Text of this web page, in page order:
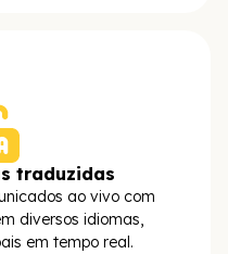
traduzidas
ao vivo com
diversos idiomas,
em tempo real.